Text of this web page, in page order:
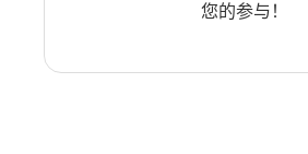
您的参与！